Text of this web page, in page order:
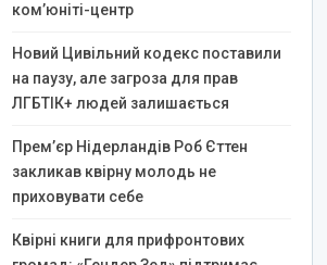
ком’юніті-центр
Новий Цивільний кодекс поставили
на паузу, але загроза для прав
ЛГБТІК+ людей залишається
Прем’єр Нідерландів Роб Єттен
закликав квірну молодь не
приховувати себе
Квірні книги для прифронтових